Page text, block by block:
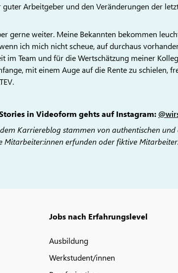
guter Arbeitgeber und den Veränderungen der
gerne weiter. Meine Bekannten bekommen
ich mich nicht scheue, auf durchaus
im Team und für die Wertschätzung meiner
mit einem Auge auf die Rente zu schielen,
in Videoform gehts auf Instagram:
Karriereblog stammen von authentischen und
Mitarbeiter:innen erfunden oder fiktive
Jobs nach Erfahrungslevel
Ausbildung
Werkstudent/innen